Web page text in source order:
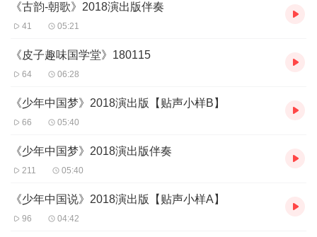
《古韵-朝歌》2018演出版伴奏
41 05:21
《皮子趣味国学堂》180115
64 06:28
《少年中国梦》2018演出版【贴声小样B】
66 05:40
《少年中国梦》2018演出版伴奏
211 05:40
《少年中国说》2018演出版【贴声小样A】
96 04:42